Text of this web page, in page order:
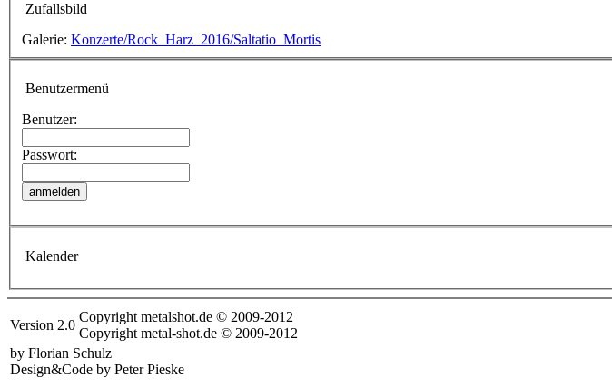
Zufallsbild
Galerie: Konzerte/Rock_Harz_2016/Saltatio_Mortis
Benutzermenü
Benutzer:
Passwort:
Kalender
Version 2.0
Copyright metalshot.de © 2009-2012
Copyright metal-shot.de © 2009-2012
by Florian Schulz
Design&Code by Peter Pieske